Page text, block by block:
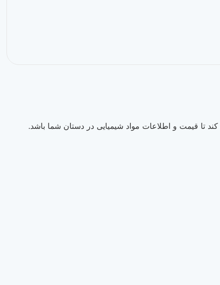
تا قیمت و اطلاعات مواد شیمیایی در دستان شما باشد.